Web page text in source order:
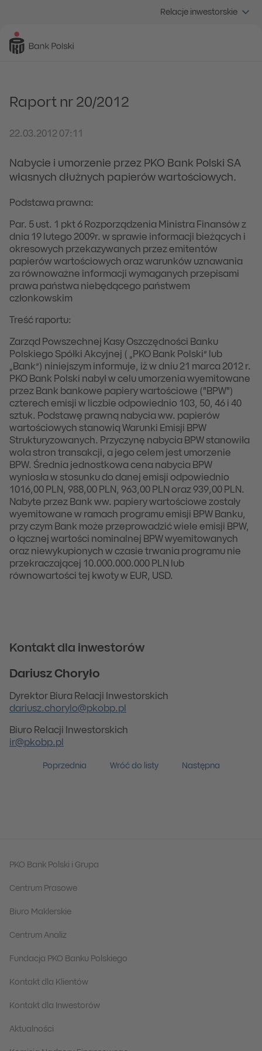
Relacje inwestorskie
Raport nr 20/2012
22.03.2012 07:11
Nabycie i umorzenie przez PKO Bank Polski SA
własnych dłużnych papierów wartościowych.
Podstawa prawna:
Par. 5 ust. 1 pkt 6 Rozporządzenia Ministra Finansów z
dnia 19 lutego 2009r. w sprawie informacji bieżących i
okresowych przekazywanych przez emitentów
papierów wartościowych oraz warunków uznawania
za równoważne informacji wymaganych przepisami
prawa państwa niebędącego państwem
członkowskim
Treść raportu:
Zarząd Powszechnej Kasy Oszczędności Banku
Polskiego Spółki Akcyjnej ( „PKO Bank Polski” lub
„Bank”) niniejszym informuje, iż w dniu 21 marca 2012 r.
PKO Bank Polski nabył w celu umorzenia wyemitowane
przez Bank bankowe papiery wartościowe ("BPW")
czterech emisji w liczbie odpowiednio 103, 50, 46 i 40
sztuk. Podstawę prawną nabycia ww. papierów
wartościowych stanowią Warunki Emisji BPW
Strukturyzowanych. Przyczynę nabycia BPW stanowiła
wola stron transakcji, a jego celem jest umorzenie
BPW. Średnia jednostkowa cena nabycia BPW
wyniosła w stosunku do danej emisji odpowiednio
1016,00 PLN, 988,00 PLN, 963,00 PLN oraz 939,00 PLN.
Nabyte przez Bank ww. papiery wartościowe zostały
wyemitowane w ramach programu emisji BPW Banku,
przy czym Bank może przeprowadzić wiele emisji BPW,
o łącznej wartości nominalnej BPW wyemitowanych
oraz niewykupionych w czasie trwania programu nie
przekraczającej 10.000.000.000 PLN lub
równowartości tej kwoty w EUR, USD.
Kontakt dla inwestorów
Dariusz Choryło
Dyrektor Biura Relacji Inwestorskich
dariusz.chorylo@pkobp.pl
Biuro Relacji Inwestorskich
ir@pkobp.pl
Poprzednia Wróć do listy Następna
PKO Bank Polski i Grupa
Centrum Prasowe
Biuro Maklerskie
Centrum Analiz
Fundacja PKO Banku Polskiego
Kontakt dla Klientów
Kontakt dla Inwestorów
Aktualności